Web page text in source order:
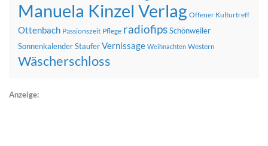
Manuela Kinzel Verlag Offener Kulturtreff
Ottenbach Passionszeit Pflege radiofipsSchönweiler
SonnenkalenderStauferVernissage Weihnachten Western
Wäscherschloss
Anzeige: